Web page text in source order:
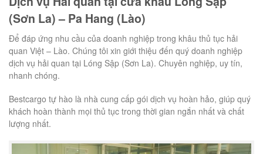
(Sơn La) – Pa Hang (Lào)
Để đáp ứng nhu cầu của doanh nghiệp trong khâu thủ tục hải
quan Việt – Lào. Chúng tôi xin giới thiệu đến quý doanh nghiệp
dịch vụ hải quan tại Lóng Sập (Sơn La). Chuyên nghiệp, uy tín,
nhanh chóng.
Bestcargo tự hào là nhà cung cấp gói dịch vụ hoàn hảo, giúp quý
khách hoàn thành mọi thủ tục trong thời gian ngắn nhất và chất
lượng nhất.